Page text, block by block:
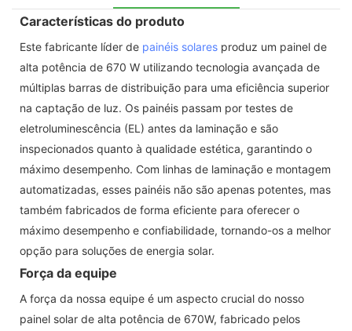
Características do produto
Este fabricante líder de painéis solares produz um painel de
alta potência de 670 W utilizando tecnologia avançada de
múltiplas barras de distribuição para uma eficiência superior
na captação de luz. Os painéis passam por testes de
eletroluminescência (EL) antes da laminação e são
inspecionados quanto à qualidade estética, garantindo o
máximo desempenho. Com linhas de laminação e montagem
automatizadas, esses painéis não são apenas potentes, mas
também fabricados de forma eficiente para oferecer o
máximo desempenho e confiabilidade, tornando-os a melhor
opção para soluções de energia solar.
Força da equipe
A força da nossa equipe é um aspecto crucial do nosso
painel solar de alta potência de 670W, fabricado pelos